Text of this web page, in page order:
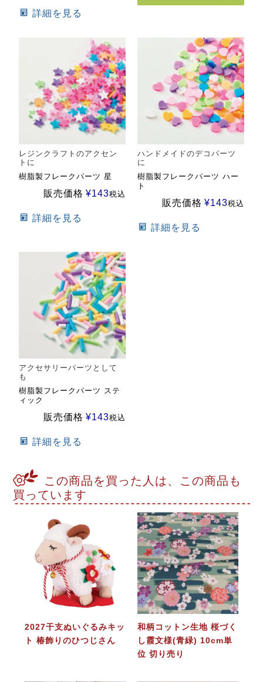
詳細を見る
レジンクラフトのアクセン
トに
樹脂製フレークパーツ 星
販売価格 ¥143税込
詳細を見る
ハンドメイドのデコパーツ
に
樹脂製フレークパーツ ハー
ト
販売価格 ¥143税込
詳細を見る
アクセサリーパーツとして
も
樹脂製フレークパーツ ステ
ィック
販売価格 ¥143税込
詳細を見る
この商品を買った人は、この商品も
買っています
2027干支ぬいぐるみキッ
ト 椿飾りのひつじさん
和柄コットン生地 桜づく
し霞文様(青緑) 10cm単
位 切り売り